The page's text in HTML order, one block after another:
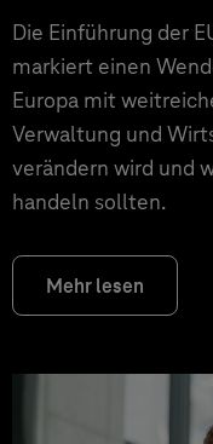
Die Einführung der
markiert einen
Europa mit
Verwaltung und
verändern wird und
handeln sollten.
Mehr lesen